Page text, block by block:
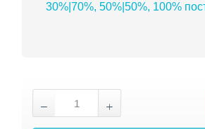
30%|70%, 50%|50%, 100%